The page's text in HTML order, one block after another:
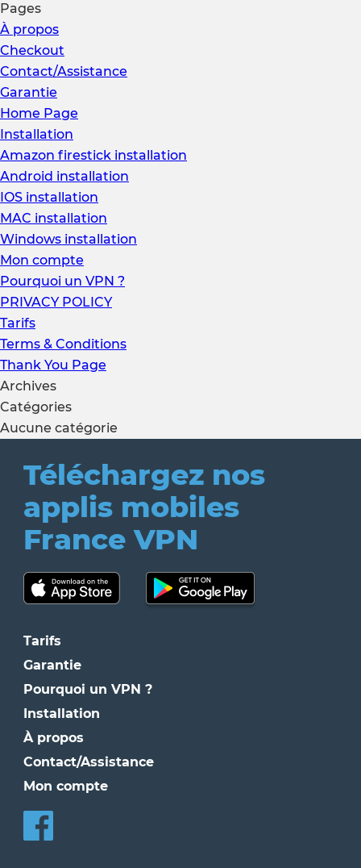
Pages
À propos
Checkout
Contact/Assistance
Garantie
Home Page
Installation
Amazon firestick installation
Android installation
IOS installation
MAC installation
Windows installation
Mon compte
Pourquoi un VPN ?
PRIVACY POLICY
Tarifs
Terms & Conditions
Thank You Page
Archives
Catégories
Aucune catégorie
Téléchargez nos
applis mobiles
France VPN
Tarifs
Garantie
Pourquoi un VPN ?
Installation
À propos
Contact/Assistance
Mon compte